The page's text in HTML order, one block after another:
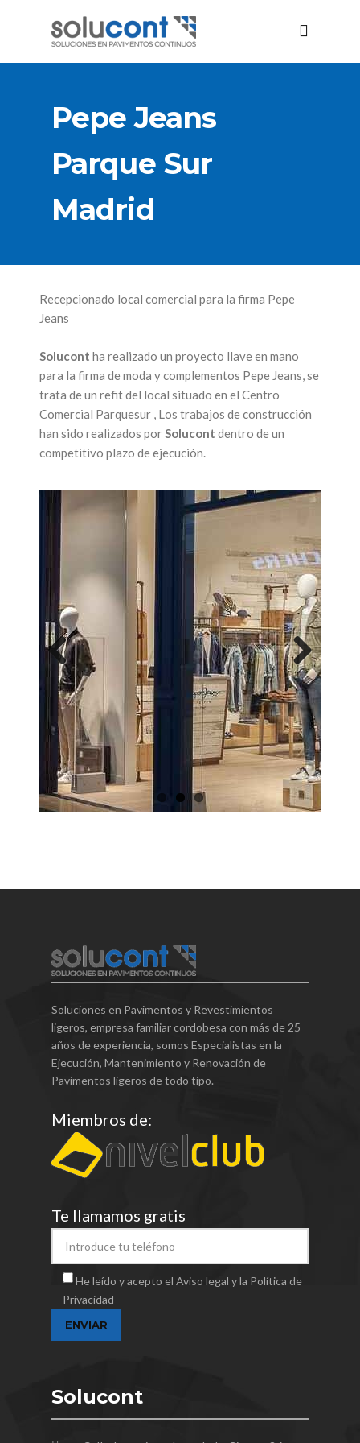
Pepe Jeans
Parque Sur
Madrid
Recepcionado local comercial para la firma Pepe
Jeans
Solucont ha realizado un proyecto llave en mano
para la firma de moda y complementos Pepe Jeans, se
trata de un refit del local situado en el Centro
Comercial Parquesur , Los trabajos de construcción
han sido realizados por Solucont dentro de un
competitivo plazo de ejecución.
Previous Next
Soluciones en Pavimentos y Revestimientos
ligeros, empresa familiar cordobesa con más de 25
años de experiencia, somos Especialistas en la
Ejecución, Mantenimiento y Renovación de
Pavimentos ligeros de todo tipo.
Miembros de:
Te llamamos gratis
He leído y acepto el Aviso legal y la Política de
Privacidad
Solucont